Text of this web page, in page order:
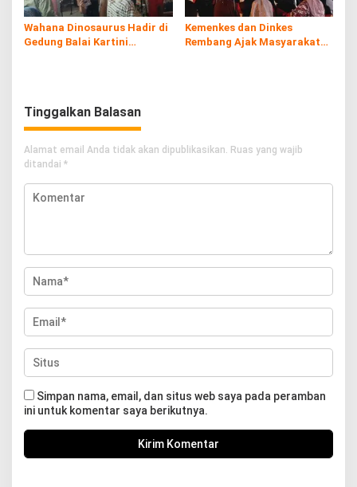
Wahana Dinosaurus Hadir di
Gedung Balai Kartini
Kemenkes dan Dinkes
Rembang Ajak Masyarakat
Tinggalkan Balasan
Alamat email Anda tidak akan dipublikasikan. Ruas yang wajib
ditandai *
Simpan nama, email, dan situs web saya pada peramban
ini untuk komentar saya berikutnya.